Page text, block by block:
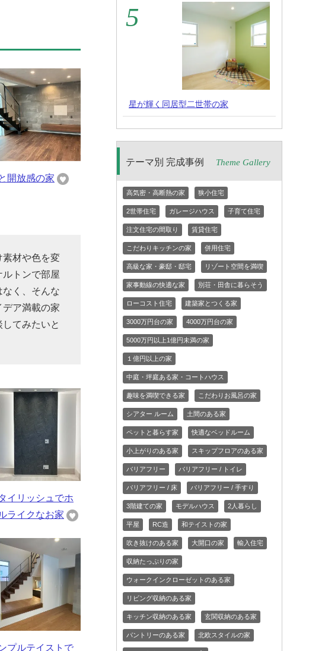
開放感の家
素材や色を変
トンで部屋
く、そんな
ア満載の家
てみたいと
イリッシュでホ
ライクなお家
プルテイストで
星が輝く同居型二世帯の家
テーマ別 完成事例 Theme Gallery
高気密・高断熱の家 狭小住宅
2世帯住宅 ガレージハウス 子育て住宅
注文住宅の間取り 賃貸住宅
こだわりキッチンの家 併用住宅
高級な家・豪邸・邸宅 リゾート空間を満喫
家事動線の快適な家 別荘・田舎に暮らそう
ローコスト住宅 建築家とつくる家
3000万円台の家 4000万円台の家
5000万円以上1億円未満の家
１億円以上の家
中庭・坪庭ある家・コートハウス
趣味を満喫できる家 こだわりお風呂の家
シアター ルーム 土間のある家
ペットと暮らす家 快適なベッドルーム
小上がりのある家 スキップフロアのある家
バリアフリー バリアフリー / トイレ
バリアフリー / 床 バリアフリー / 手すり
3階建ての家 モデルハウス 2人暮らし
平屋 RC造 和テイストの家
吹き抜けのある家 大開口の家 輸入住宅
収納たっぷりの家
ウォークインクローゼットのある家
リビング収納のある家
キッチン収納のある家 玄関収納のある家
パントリーのある家 北欧スタイルの家